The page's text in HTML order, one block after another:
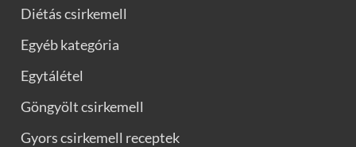
Diétás csirkemell
Egyéb kategória
Egytálétel
Göngyölt csirkemell
Gyors csirkemell receptek